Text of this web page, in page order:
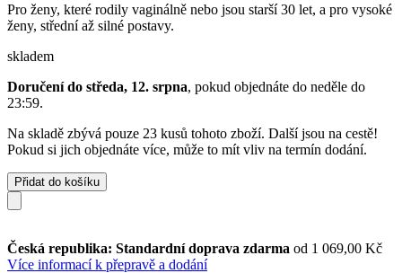
Pro ženy, které rodily vaginálně nebo jsou starší 30 let, a pro vysoké
ženy, střední až silné postavy.
skladem
Doručení do středa, 12. srpna, pokud objednáte do neděle do
23:59.
Na skladě zbývá pouze 23 kusů tohoto zboží. Další jsou na cestě!
Pokud si jich objednáte více, může to mít vliv na termín dodání.
Přidat do košíku
Česká republika: Standardní doprava zdarma od 1 069,00 Kč
Více informací k přepravě a dodání